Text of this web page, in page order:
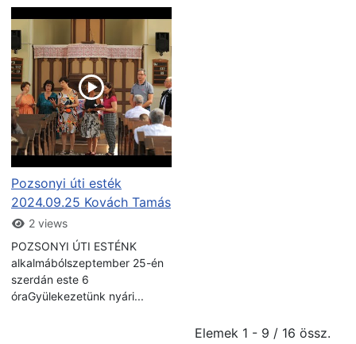
Pozsonyi úti esték
2024.09.25 Kovách Tamás
2 views
POZSONYI ÚTI ESTÉNK
alkalmábólszeptember 25-én
szerdán este 6
óraGyülekezetünk nyári...
Elemek 1 - 9 / 16 össz.